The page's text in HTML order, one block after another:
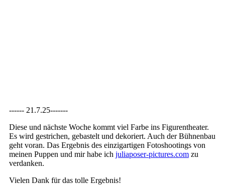
------ 21.7.25-------
Diese und nächste Woche kommt viel Farbe ins Figurentheater.
Es wird gestrichen, gebastelt und dekoriert. Auch der Bühnenbau
geht voran. Das Ergebnis des einzigartigen Fotoshootings von
meinen Puppen und mir habe ich juliaposer-pictures.comzu
verdanken.
Vielen Dank für das tolle Ergebnis!